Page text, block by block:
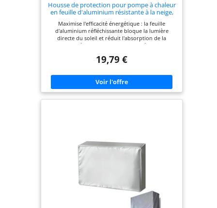
Housse de protection pour pompe à chaleur
en feuille d'aluminium résistante à la neige,
au vent et à la poussière pour climatisation
120 x 50 cm (130 x 58 cm)
Maximise l'efficacité énergétique : la feuille
d'aluminium réfléchissante bloque la lumière
directe du soleil et réduit l'absorption de la
chaleur, réduit la consommation d'énergie et
efficace tout l'été. Protection supérieure contre les
d'aluminium, ce bouclier protège contre la neige,
la grêle, la poussière et les déjections, votre unité
extérieure reste propre et sans dommages toute
l'année. Matériaux et tailles de qualité supérieure :
Pour une application polyvalente : idéal pour
protéger les climatiseurs extérieurs, les pompes à
chaleur et les unités extérieures contre les rayons
UV agressifs et les intempéries violentes ; dispose
de sangles réglables pour une installation sûre
dans des conditions venteuses. Installation et
entretien faciles : conçu avec des sangles de
montage conviviales pour une installation rapide ;
design léger mais robuste permettant un retrait et
un rangement faciles lorsque vous n'en avez pas
19,79 €